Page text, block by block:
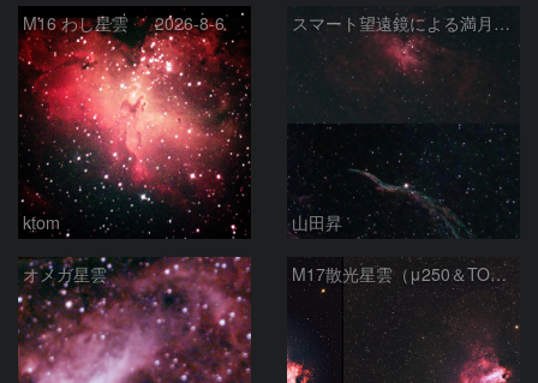
M16 わし星雲 2026-8-6
ktom
スマート望遠鏡による満月下の星雲（M16,NGC6960）
山田昇
オメガ星雲 M17散光星雲（μ250＆TOA130）